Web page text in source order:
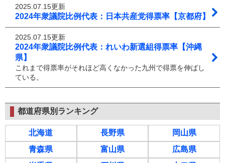
2025.07.15更新
2024年衆議院比例代表：日本共産党得票率【京都府】
2025.07.15更新
2024年衆議院比例代表：れいわ新選組得票率【沖縄
県】
これまで得票率がそれほど高くなかった九州で得票を伸ばし
ている。
都道府県別ランキング
北海道
青森県
長野県
富山県
岡山県
広島県